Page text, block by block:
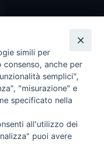
simili per
anche per
semplici",
"misurazione" e
specificato nella
all'utilizzo dei
puoi avere